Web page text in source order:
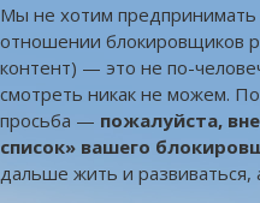
Мы не хотим предпринимать
отношении блокировщиков
контент) — это не по-
смотреть никак не можем.
просьба — пожалуйста,
список» вашего
дальше жить и развиваться,